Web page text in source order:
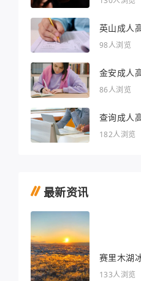
英山成人
98人浏览
金安成人
的文章
86人浏览
查询成人
182人浏览
最新资讯
赛里木湖
眼睛很好
133人浏览